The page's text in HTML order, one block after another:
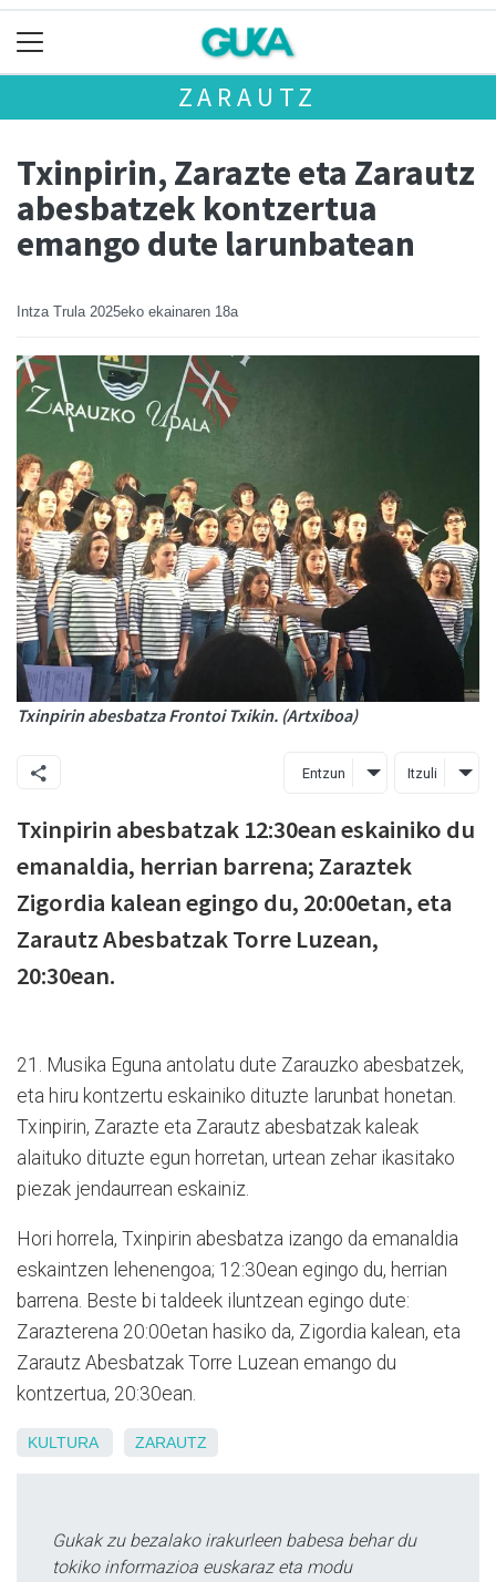
ZARAUTZ
Txinpirin, Zarazte eta Zarautz
abesbatzek kontzertua
emango dute larunbatean
Intza Trula 2025eko ekainaren 18a
Txinpirin abesbatza Frontoi Txikin. (Artxiboa)
Entzun Itzuli
Txinpirin abesbatzak 12:30ean eskainiko du
emanaldia, herrian barrena; Zaraztek
Zigordia kalean egingo du, 20:00etan, eta
Zarautz Abesbatzak Torre Luzean,
20:30ean.
21. Musika Eguna antolatu dute Zarauzko abesbatzek,
eta hiru kontzertu eskainiko dituzte larunbat honetan.
Txinpirin, Zarazte eta Zarautz abesbatzak kaleak
alaituko dituzte egun horretan, urtean zehar ikasitako
piezak jendaurrean eskainiz.
Hori horrela, Txinpirin abesbatza izango da emanaldia
eskaintzen lehenengoa; 12:30ean egingo du, herrian
barrena. Beste bi taldeek iluntzean egingo dute:
Zarazterena 20:00etan hasiko da, Zigordia kalean, eta
Zarautz Abesbatzak Torre Luzean emango du
kontzertua, 20:30ean.
KULTURA ZARAUTZ
Gukak zu bezalako irakurleen babesa behar du
tokiko informazioa euskaraz eta modu